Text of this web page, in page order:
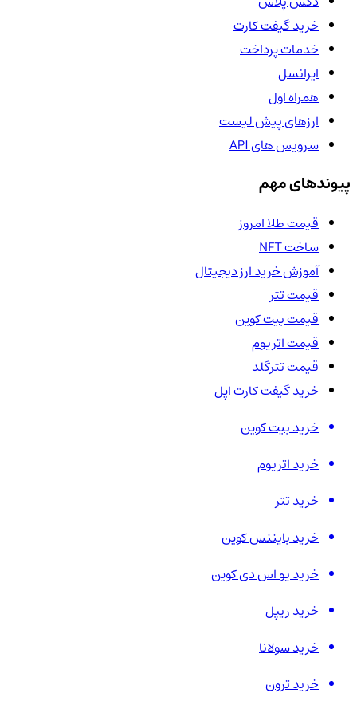
خرید گیفت کارت
خدمات پرداخت
ایرانسل
همراه اول
ارزهای پیش لیست
سرویس های API
پیوندهای مهم
قیمت طلا امروز
ساخت NFT
آموزش خرید ارز دیجیتال
قیمت تتر
قیمت بیت کوین
قیمت اتریوم
قیمت تترگلد
خرید گیفت کارت اپل
خرید بیت کوین
خرید اتریوم
خرید تتر
خرید بایننس کوین
خرید یو اس دی کوین
خرید ریپل
خرید سولانا
خرید ترون